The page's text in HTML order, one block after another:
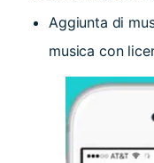
Aggiunta di
musica con